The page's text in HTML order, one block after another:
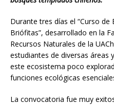
Durante tres días el “Curso
Briófitas”, desarrollado en la
Recursos Naturales de la
estudiantes de diversas áreas
este ecosistema poco
funciones ecológicas
La convocatoria fue muy